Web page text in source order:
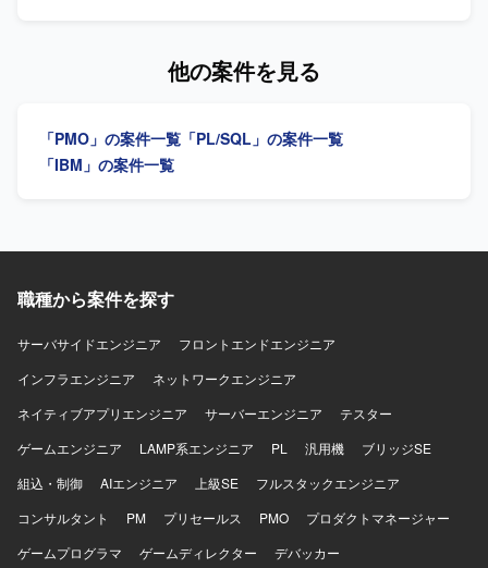
理などの幅広い業務領域に触れることができます。 開発か
す。 【開発環境】 PL/SQLを用いた開発環境下で、ERPパ
ッケージと連携するアドオンやデータ移行ロジックの実装
発を進めていただける方を求めています。関係者と連携し
に携わることで、大規模金融システムの知見や流動性預金
業務の知識を習得していただけます。長期的な参画を通じ
他の案件を見る
「PMO」の案件一覧 「PL/SQL」の案件一覧
「IBM」の案件一覧
職種から案件を探す
サーバサイドエンジニア
フロントエンドエンジニア
インフラエンジニア
ネットワークエンジニア
ネイティブアプリエンジニア
サーバーエンジニア
テスター
ゲームエンジニア
LAMP系エンジニア PL 汎用機
ブリッジSE
組込・制御
AIエンジニア 上級SE
フルスタックエンジニア
コンサルタント
PM プリセールス PMO
プロダクトマネージャー
ゲームプログラマ
ゲームディレクター
デバッカー